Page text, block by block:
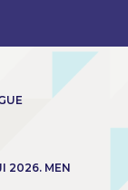
2026. MEN